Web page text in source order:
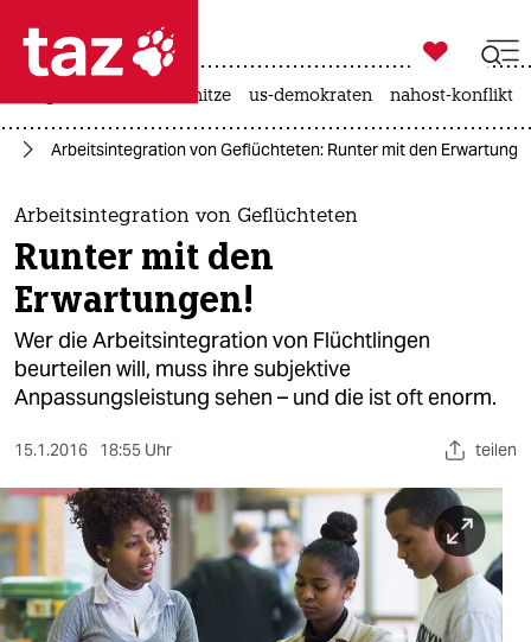
 taz zahl ich
taz zahl ich
themen
politik
öko
gesellschaft
sport
berlin
nord

taz zahl ich
hitze us-demokraten nahost-konflikt
Arbeitsintegration von Geflüchteten: Runter mit den
Arbeitsintegration von Geflüchteten
Runter mit den
Erwartungen!
Wer die Arbeitsintegration von Flüchtlingen
beurteilen will, muss ihre subjektive
Anpassungsleistung sehen – und die ist oft enorm.
15.1.2016 18:55 Uhr teilen